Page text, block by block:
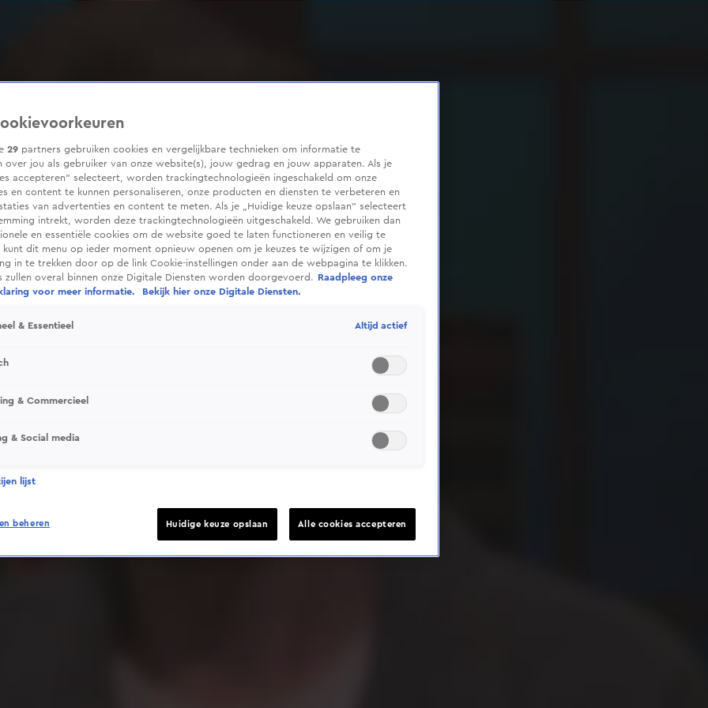
Deze video is niet beschikbaar op je huidige locatie
29 partners gebruiken cookies en vergelijkbare technieken om informatie te
over jou als gebruiker van onze website(s), jouw gedrag en jouw apparaten. Als je
accepteren” selecteert, worden trackingtechnologieën ingeschakeld om onze
en content te kunnen personaliseren, onze producten en diensten te verbeteren en
van advertenties en content te meten. Als je „Huidige keuze opslaan” selecteert
intrekt, worden deze trackingtechnologieën uitgeschakeld. We gebruiken dan
en essentiële cookies om de website goed te laten functioneren en veilig te
kunt dit menu op ieder moment opnieuw openen om je keuzes te wijzigen of om je
in te trekken door op de link Cookie-instellingen onder aan de webpagina te klikken.
zullen overal binnen onze Digitale Diensten worden doorgevoerd.
Raadpleeg onze
voor meer informatie.
Bekijk hier onze Digitale Diensten.
& Essentieel Altijd actief
& Commercieel
& Social media
lijst
beheren Huidige keuze opslaan Alle cookies accepteren